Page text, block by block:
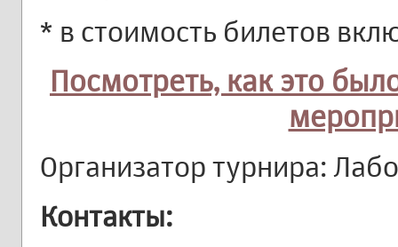
* в стоимость билетов
Посмотреть, как это
Организатор турнира:
Контакты: